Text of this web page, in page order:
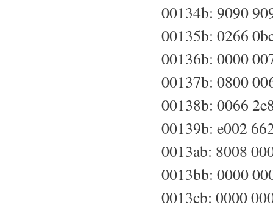
00134b: 9090
00135b: 0266
00136b: 0000
00137b: 0800
00138b: 0066
00139b: e002
0013ab: 8008
0013bb: 0000
0013cb: 0000